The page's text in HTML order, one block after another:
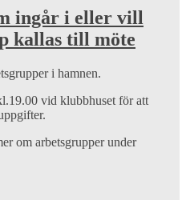
ingår i eller vill
kallas till möte
i hamnen.
vid klubbhuset för att
om arbetsgrupper under